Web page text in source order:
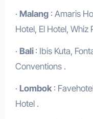
· Malang: Amaris
Hotel, El Hotel, Whiz
· Bali : Ibis Kuta,
Conventions .
· Lombok:
Hotel .